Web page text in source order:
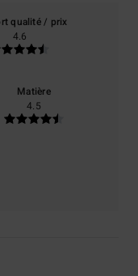
qualité / prix
4.6
Matière
4.5